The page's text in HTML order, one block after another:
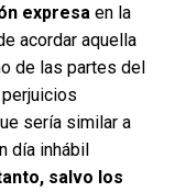
expresa en la
acordar aquella
de las partes del
sería similar a
día inhábil
salvo los